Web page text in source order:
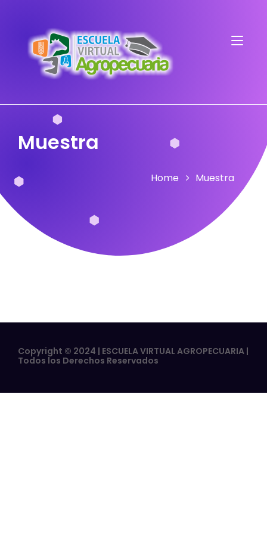
Muestra
Home Muestra
Copyright © 2024 | ESCUELA VIRTUAL AGROPECUARIA |
Todos los Derechos Reservados